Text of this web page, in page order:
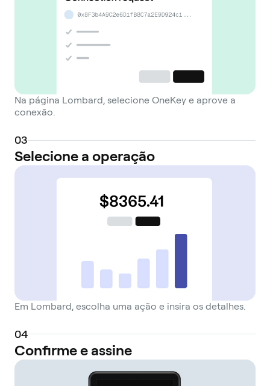
Na página Lombard, selecione OneKey e aprove a
conexão.
03
Selecione a operação
Em Lombard, escolha uma ação e insira os detalhes.
04
Confirme e assine